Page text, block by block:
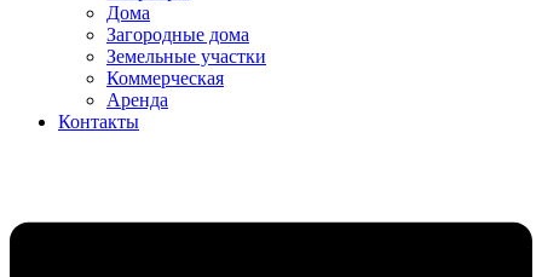
Дома
Загородные дома
Земельные участки
Коммерческая
Аренда
Контакты